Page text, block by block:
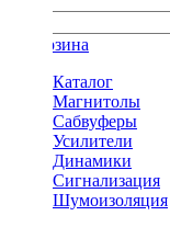
Каталог
Магнитолы
Сабвуферы
Усилители
Динамики
Сигнализация
Шумоизоляция